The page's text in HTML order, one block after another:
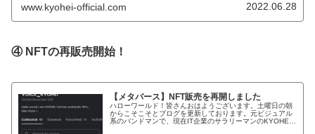
www.kyohei-official.com 2022.06.28
④ NFTの再販売開始！
【メタバース】NFT販売を再開しました
ハローワールド！皆さんおはようございます。土曜日の朝
からこそこそとブログを更新しております。元ビジュアル
系のバンドマンで、現在IT企業のサラリーマンのKYOHEI